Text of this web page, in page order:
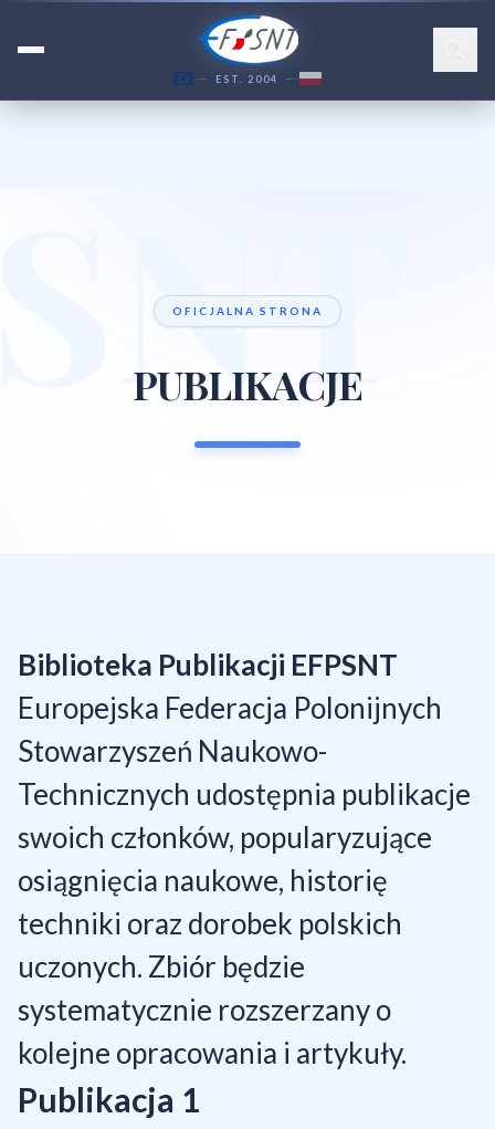
EST. 2004
OFICJALNA STRONA
PUBLIKACJE
Biblioteka Publikacji EFPSNT
Europejska Federacja Polonijnych
Stowarzyszeń Naukowo-
Technicznych udostępnia publikacje
swoich członków, popularyzujące
osiągnięcia naukowe, historię
techniki oraz dorobek polskich
uczonych. Zbiór będzie
systematycznie rozszerzany o
kolejne opracowania i artykuły.
Publikacja 1